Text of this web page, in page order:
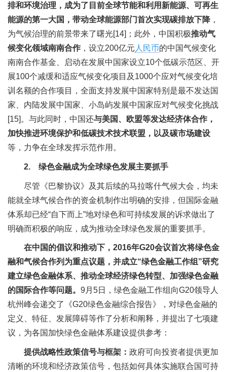
排和环境治理，成为了目前全球节能和利用新能源、可再生
能源的第一大国，带动全球能源部门首次实现碳排放下降 ，
为气候治理的前景带来了曙光[14]；此外，中国积极推动气
候变化领域南南合作 ，设立200亿元人民币的中国气候变化
南南合作基金、启动在发展中国家设立10个低碳示范区、开
展100个减缓和适应气候变化项目及1000个应对气候变化培
训名额的合作项目，全面支持发展中国家特别是最不发达国
家、内陆发展中国家、小岛屿发展中国家应对气候变化挑战
[15]。与此同时，中国还与美国、欧盟等发达经济体合作，
加快推进环境保护和低碳技术技术联盟，以及碳市场建设
等，力争在全球发挥示范作用。
2. 绿色金融成为全球绿色发展主要抓手
尽管《巴黎协议》及其后续的马拉喀什气候大会，均未
能就全球气候合作的资金机制作出明确的安排，但国际金融
体系却已经“自下而上”地对绿色和可持续发展的诉求做出了
明确而积极的响应，成为推动全球绿色发展的重要抓手。
在中国的倡议和推动下，2016年G20会议首次将绿色金
融和气候合作列为重点议题，并成立“绿色金融工作组”研究
建立绿色金融体系、推动全球经济绿色转型、加强绿色金融
的国际合作等问题。 9月5日，绿色金融工作组向G20领导人
杭州峰会递交了《G20绿色金融综合报告》，对绿色金融的
定义、特征、发展障碍等作了分析和阐释，并提出了七项建
议，为各国加快绿色金融体系建设提供参考：
提供战略性政策信号与框架： 政府可向投资者提供更加
清晰的环境和经济政策信号，包括如何具体实施联合国可持